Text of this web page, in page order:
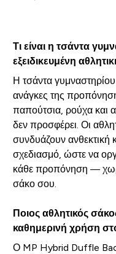
Τι είναι η τσάντα
εξειδικευμένη
Η τσάντα γυμναστηρίου
ανάγκες της
παπούτσια, ρούχα και
δεν προσφέρει. Οι
συνδυάζουν ανθεκτική
σχεδιασμό, ώστε να
κάθε προπόνηση —
σάκο σου.
Ποιος αθλητικός
καθημερινή χρήση
Ο MP Hybrid Duffle